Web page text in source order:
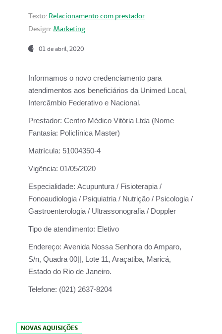
Texto: Relacionamento com prestador
Design: Marketing
01 de abril, 2020
Informamos o novo credenciamento para
atendimentos aos beneficiários da Unimed Local,
Intercâmbio Federativo e Nacional.
Prestador: Centro Médico Vitória Ltda (Nome
Fantasia: Policlínica Master)
Matrícula: 51004350-4
Vigência: 01/05/2020
Especialidade: Acupuntura / Fisioterapia /
Fonoaudiologia / Psiquiatria / Nutrição / Psicologia /
Gastroenterologia / Ultrassonografia / Doppler
Tipo de atendimento: Eletivo
Endereço: Avenida Nossa Senhora do Amparo,
S/n, Quadra 00||, Lote 11, Araçatiba, Maricá,
Estado do Rio de Janeiro.
Telefone: (021) 2637-8204
NOVAS AQUISIÇÕES